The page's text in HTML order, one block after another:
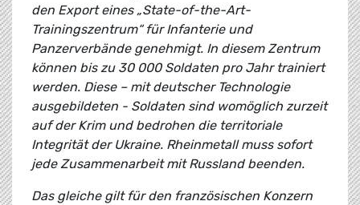
den Export eines „State-of-the-Art-
Trainingszentrum“ für Infanterie und
Panzerverbände genehmigt. In diesem Zentrum
können bis zu 30 000 Soldaten pro Jahr trainiert
werden. Diese – mit deutscher Technologie
ausgebildeten - Soldaten sind womöglich zurzeit
auf der Krim und bedrohen die territoriale
Integrität der Ukraine. Rheinmetall muss sofort
jede Zusammenarbeit mit Russland beenden.
Das gleiche gilt für den französischen Konzern